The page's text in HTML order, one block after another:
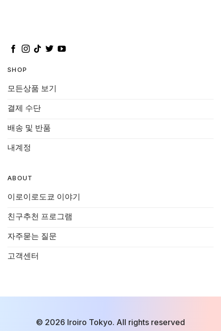
SHOP
모든상품 보기
결제 수단
배송 및 반품
내계정
ABOUT
이로이로도쿄 이야기
친구추천 프로그램
자주묻는 질문
고객센터
© 2026 Iroiro Tokyo. All rights reserved